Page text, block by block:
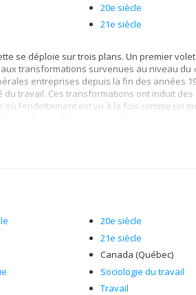
20e siècle
21e siècle
se déploie sur trois plans. Un premier
transformations survenues au niveau du
entreprises depuis la fin des années
travail. Ces transformations ont induit
l’endettement est vu à la fois comme un
la genèse et la configuration des
la norme des conduites légitimes dans le
une servitude incompatible avec la libre
mouvements sociaux ayant entrepris de
mécanisme d’exploitation indicatif d’une
dynamiques du capitalisme financier, une
politiques les plus élémentaires.
envisagée sous l’angle d’une
monnaies dites « citoyennes » de contribuer
20e siècle
21e siècle
Canada (Québec)
Sociologie du travail
Travail